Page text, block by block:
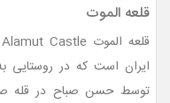
قلعه الموت
ایران است که در
توسط حسن صباح در قله صعب